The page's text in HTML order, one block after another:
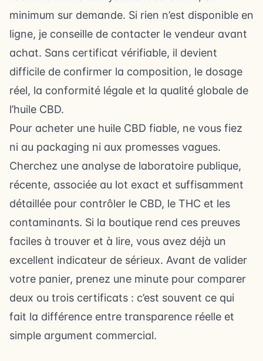
minimum sur demande. Si rien n’est disponible en
ligne, je conseille de contacter le vendeur avant
achat. Sans certificat vérifiable, il devient
difficile de confirmer la composition, le dosage
réel, la conformité légale et la qualité globale de
l’huile CBD.
Pour acheter une huile CBD fiable, ne vous fiez
ni au packaging ni aux promesses vagues.
Cherchez une analyse de laboratoire publique,
récente, associée au lot exact et suffisamment
détaillée pour contrôler le CBD, le THC et les
contaminants. Si la boutique rend ces preuves
faciles à trouver et à lire, vous avez déjà un
excellent indicateur de sérieux. Avant de valider
votre panier, prenez une minute pour comparer
deux ou trois certificats : c’est souvent ce qui
fait la différence entre transparence réelle et
simple argument commercial.